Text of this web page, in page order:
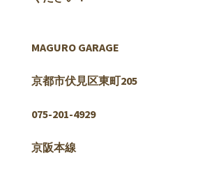
MAGURO GARAGE
京都市伏見区東町205
075-201-4929
京阪本線